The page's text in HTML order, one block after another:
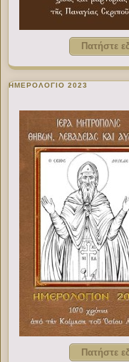
Πατήστε
ΗΜΕΡΟΛΟΓΙΟ 2023
Πατήστε